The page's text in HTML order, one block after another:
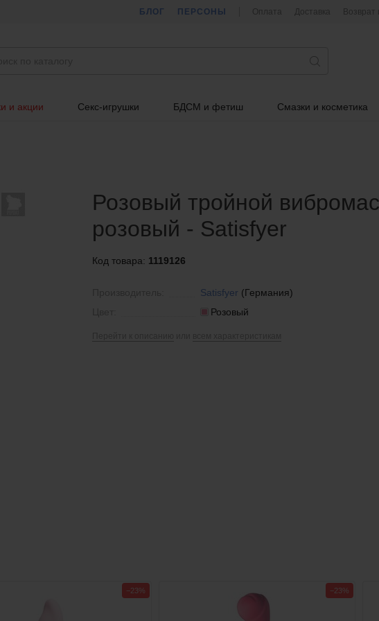
БЛОГ ПЕРСОНЫ Оплата Доставка Возврат
и акции Секс-игрушки БДСМ и фетиш Смазки и косметика
Розовый тройной
розовый - Satisfyer
Код товара: 1119126
Satisfyer (Германия)
Розовый
−23% −23%